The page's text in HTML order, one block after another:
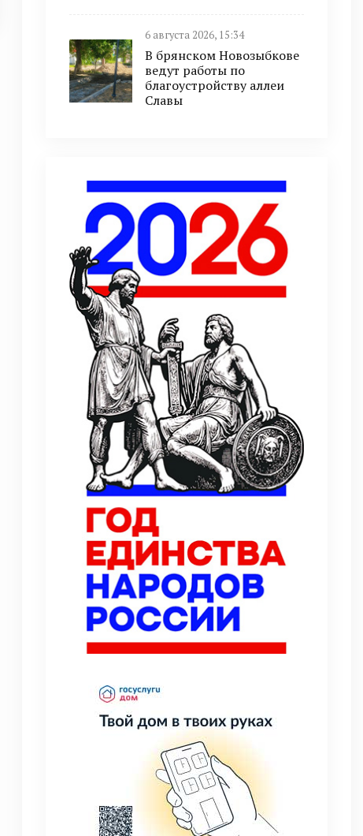
6 августа 2026, 15:34
В брянском Новозыбкове
ведут работы по
благоустройству аллеи
Славы